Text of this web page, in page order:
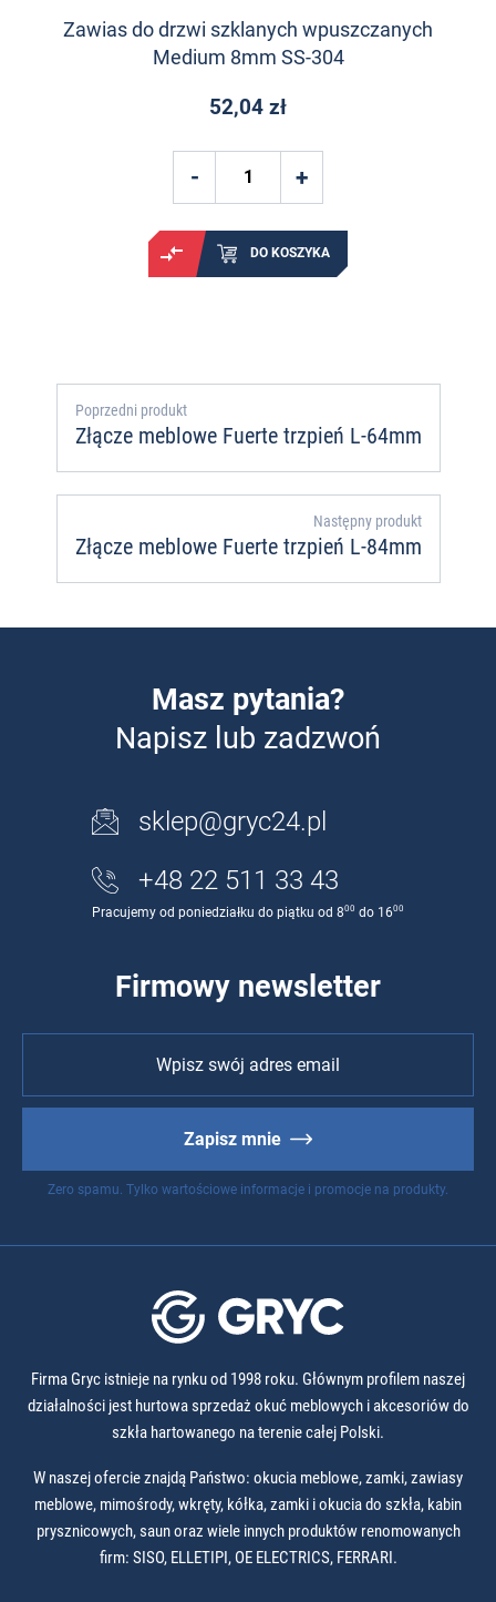
Zawias do drzwi szklanych wpuszczanych
Medium 8mm SS-304
52,04 zł
DO KOSZYKA
Poprzedni produkt
Złącze meblowe Fuerte trzpień L-64mm
Następny produkt
Złącze meblowe Fuerte trzpień L-84mm
Masz pytania?
Napisz lub zadzwoń
sklep@gryc24.pl
+48 22 511 33 43
Pracujemy od poniedziałku do piątku od 800 do 1600
Firmowy newsletter
Zapisz mnie
Zero spamu. Tylko wartościowe informacje i promocje na produkty.
Firma Gryc istnieje na rynku od 1998 roku. Głównym profilem naszej
działalności jest hurtowa sprzedaż okuć meblowych i akcesoriów do
szkła hartowanego na terenie całej Polski.
W naszej ofercie znajdą Państwo: okucia meblowe, zamki, zawiasy
meblowe, mimośrody, wkręty, kółka, zamki i okucia do szkła, kabin
prysznicowych, saun oraz wiele innych produktów renomowanych
firm: SISO, ELLETIPI, OE ELECTRICS, FERRARI.